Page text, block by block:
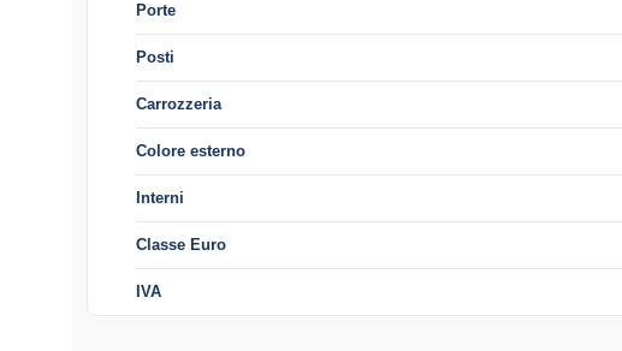
Porte
Posti
Carrozzeria
Colore esterno
Interni
Classe Euro
IVA